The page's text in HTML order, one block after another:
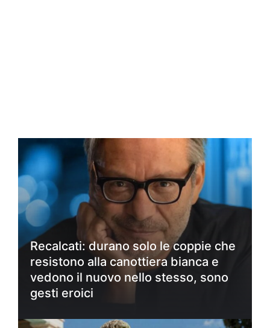
Recalcati: durano solo le coppie che
resistono alla canottiera bianca e
vedono il nuovo nello stesso, sono
gesti eroici